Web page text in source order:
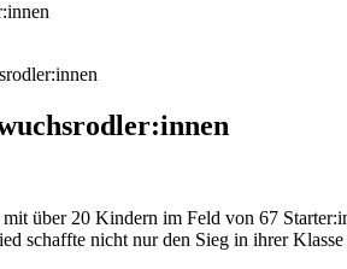
über 20 Kindern im Feld von 67
schaffte nicht nur den Sieg in ihrer